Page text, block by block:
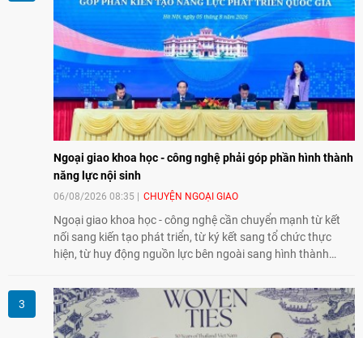
Ngoại giao khoa học - công nghệ phải góp phần hình thành
năng lực nội sinh
06/08/2026 08:35 CHUYỆN NGOẠI GIAO
Ngoại giao khoa học - công nghệ cần chuyển mạnh từ kết
nối sang kiến tạo phát triển, từ ký kết sang tổ chức thực
hiện, từ huy động nguồn lực bên ngoài sang hình thành
nghệ, đổi mới sáng tạo và chuyển đổi số trở thành động lực
phát triển đất nước.